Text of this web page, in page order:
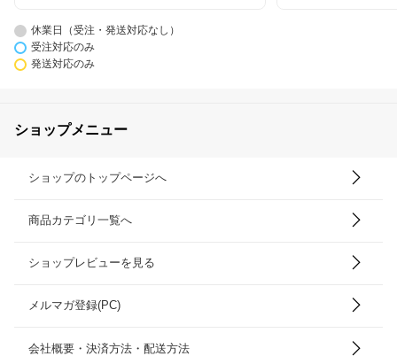
休業日（受注・発送対応なし）
受注対応のみ
発送対応のみ
ショップメニュー
ショップのトップページへ
商品カテゴリ一覧へ
ショップレビューを見る
メルマガ登録(PC)
会社概要・決済方法・配送方法